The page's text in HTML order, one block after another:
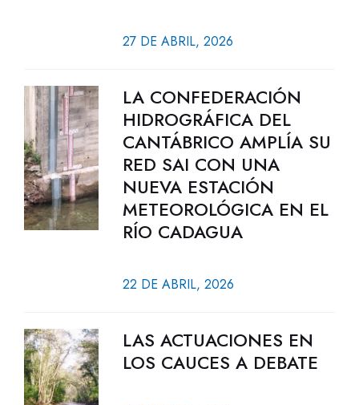
27 DE ABRIL, 2026
LA CONFEDERACIÓN
HIDROGRÁFICA DEL
CANTÁBRICO AMPLÍA SU
RED SAI CON UNA
NUEVA ESTACIÓN
METEOROLÓGICA EN EL
RÍO CADAGUA
22 DE ABRIL, 2026
LAS ACTUACIONES EN
LOS CAUCES A DEBATE